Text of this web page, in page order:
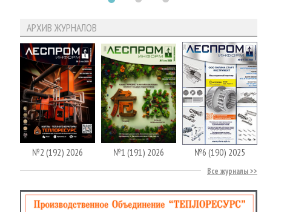
АРХИВ ЖУРНАЛОВ
№2 (192) 2026 №1 (191) 2026 №6 (190) 2025
Все журналы